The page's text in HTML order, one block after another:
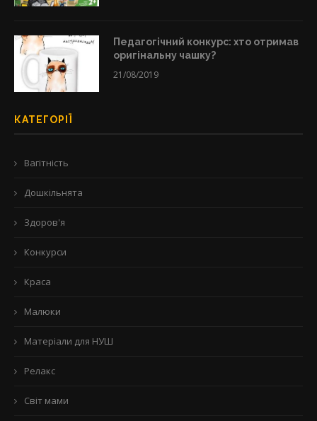
Педагогічний конкурс: хто отримав
оригінальну чашку?
21/08/2019
КАТЕГОРІЇ
Вагітність
Дошкільнята
Здоров'я
Конкурси
Краса
Малюки
Матеріали для НУШ
Релакс
Світ мами